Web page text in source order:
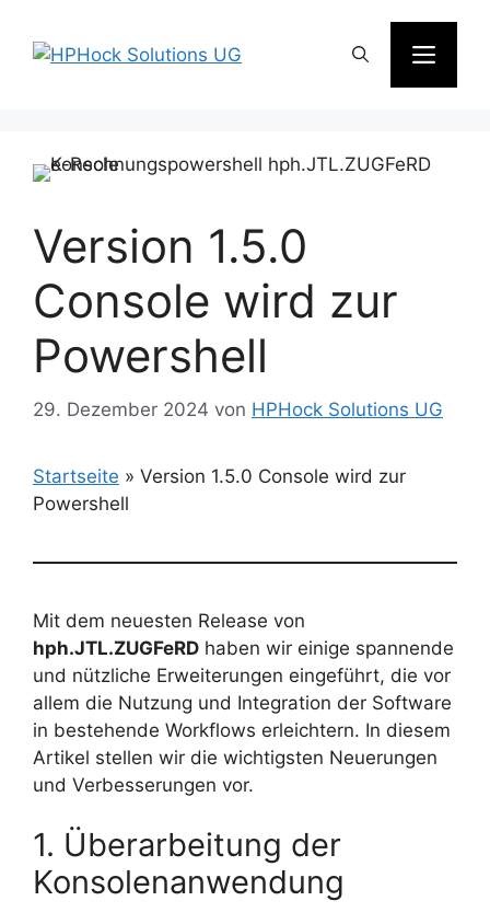
Inhalt
springen
Version 1.5.0
Console wird zur
Powershell
29. Dezember 2024 von HPHock Solutions UG
Startseite » Version 1.5.0 Console wird zur
Powershell
Mit dem neuesten Release von
hph.JTL.ZUGFeRD haben wir einige spannende
und nützliche Erweiterungen eingeführt, die vor
allem die Nutzung und Integration der Software
in bestehende Workflows erleichtern. In diesem
Artikel stellen wir die wichtigsten Neuerungen
und Verbesserungen vor.
1. Überarbeitung der
Konsolenanwendung